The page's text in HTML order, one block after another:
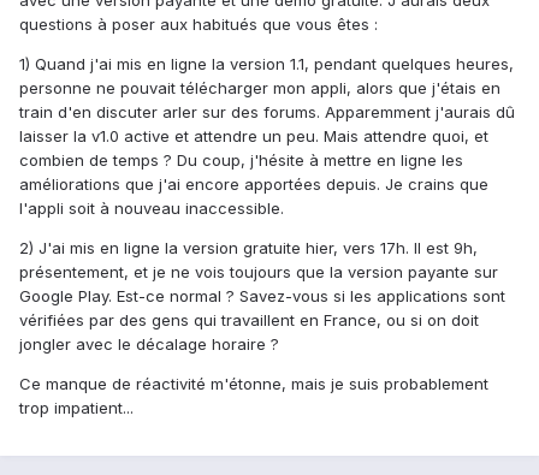
questions à poser aux habitués que vous êtes :
1) Quand j'ai mis en ligne la version 1.1, pendant quelques heures,
personne ne pouvait télécharger mon appli, alors que j'étais en
train d'en discuter arler sur des forums. Apparemment j'aurais dû
laisser la v1.0 active et attendre un peu. Mais attendre quoi, et
combien de temps ? Du coup, j'hésite à mettre en ligne les
améliorations que j'ai encore apportées depuis. Je crains que
l'appli soit à nouveau inaccessible.
2) J'ai mis en ligne la version gratuite hier, vers 17h. Il est 9h,
présentement, et je ne vois toujours que la version payante sur
Google Play. Est-ce normal ? Savez-vous si les applications sont
vérifiées par des gens qui travaillent en France, ou si on doit
jongler avec le décalage horaire ?
Ce manque de réactivité m'étonne, mais je suis probablement
trop impatient...